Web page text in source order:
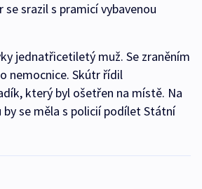
se srazil s pramicí vybavenou
jednatřicetiletý muž. Se zraněním
nemocnice. Skútr řídil
který byl ošetřen na místě. Na
se měla s policií podílet Státní